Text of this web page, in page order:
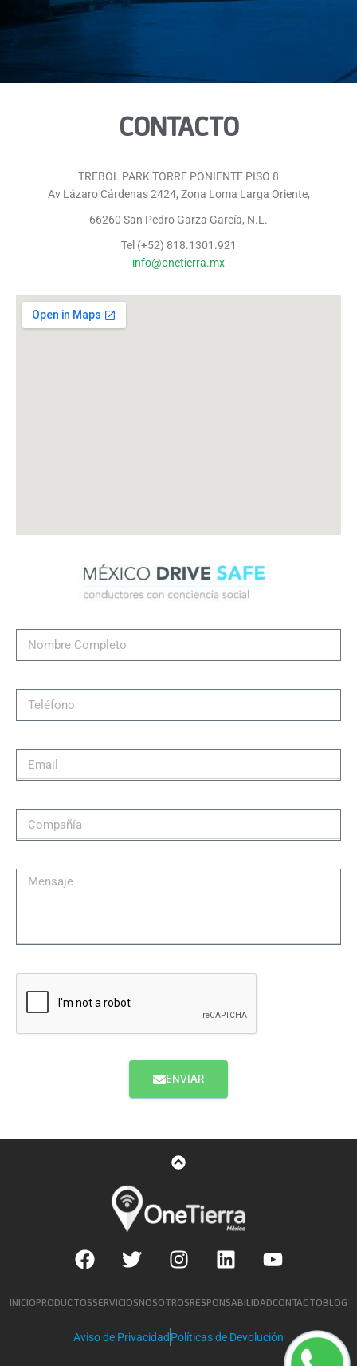
CONTACTO
TREBOL PARK TORRE PONIENTE PISO 8
Av Lázaro Cárdenas 2424, Zona Loma Larga Oriente,
66260 San Pedro Garza García, N.L.
Tel (+52) 818.1301.921
info@onetierra.mx
ENVIAR
INICIOPRODUCTOSSERVICIOSNOSOTROSRESPONSABILIDADCONTACTOBLOG
Aviso de Privacidad Políticas de Devolución